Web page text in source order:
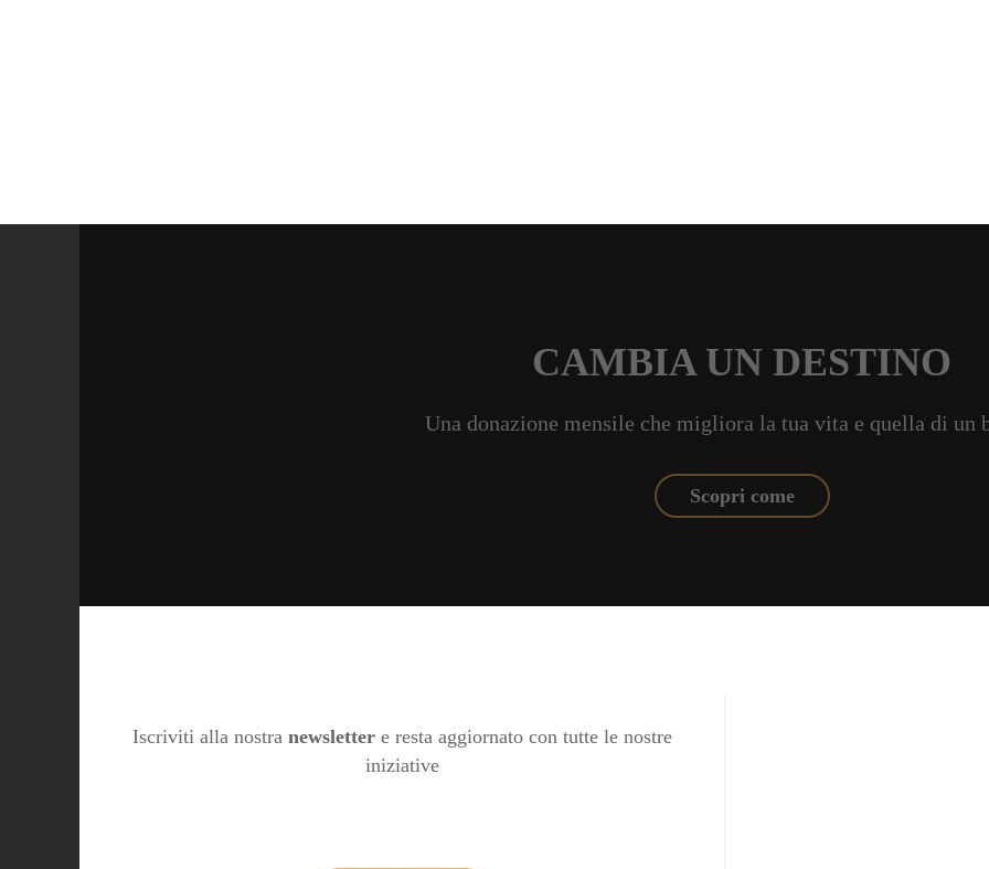
CAMBIA UN DESTINO
Una donazione mensile che migliora la tua vita e quella di un
Scopri come
Iscriviti alla nostra newslettere resta aggiornato con tutte le nostre
iniziative